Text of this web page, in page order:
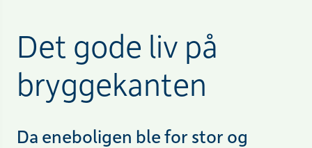
Det gode liv på
bryggekanten
Da eneboligen ble for stor og